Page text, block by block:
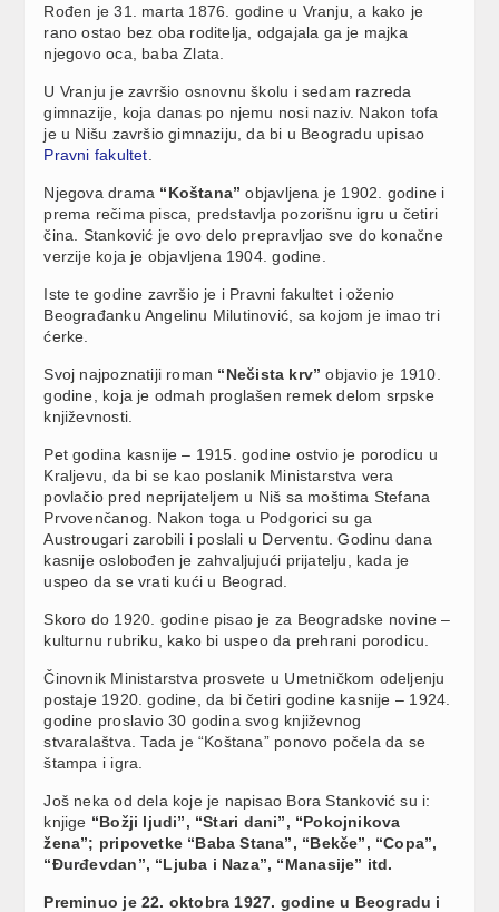
Rođen je 31. marta 1876. godine u Vranju, a kako je
rano ostao bez oba roditelja, odgajala ga je majka
njegovo oca, baba Zlata.
U Vranju je završio osnovnu školu i sedam razreda
gimnazije, koja danas po njemu nosi naziv. Nakon tofa
je u Nišu završio gimnaziju, da bi u Beogradu upisao
Pravni fakultet
Njegova drama “Koštana” objavljena je 1902. godine i
prema rečima pisca, predstavlja pozorišnu igru u četiri
čina. Stanković je ovo delo prepravljao sve do konačne
verzije koja je objavljena 1904. godine.
Iste te godine završio je i Pravni fakultet i oženio
Beograđanku Angelinu Milutinović, sa kojom je imao tri
ćerke.
Svoj najpoznatiji roman “Nečista krv” objavio je 1910.
godine, koja je odmah proglašen remek delom srpske
književnosti.
Pet godina kasnije – 1915. godine ostvio je porodicu u
Kraljevu, da bi se kao poslanik Ministarstva vera
povlačio pred neprijateljem u Niš sa moštima Stefana
Prvovenčanog. Nakon toga u Podgorici su ga
Austrougari zarobili i poslali u Derventu. Godinu dana
kasnije oslobođen je zahvaljujući prijatelju, kada je
uspeo da se vrati kući u Beograd.
Skoro do 1920. godine pisao je za Beogradske novine –
kulturnu rubriku, kako bi uspeo da prehrani porodicu.
Činovnik Ministarstva prosvete u Umetničkom odeljenju
postaje 1920. godine, da bi četiri godine kasnije – 1924.
godine proslavio 30 godina svog književnog
stvaralaštva. Tada je “Koštana” ponovo počela da se
štampa i igra.
Još neka od dela koje je napisao Bora Stanković su i:
knjige “Božji ljudi”, “Stari dani”, “Pokojnikova
žena”; pripovetke “Baba Stana”, “Bekče”, “Copa”,
“Đurđevdan”, “Ljuba i Naza”, “Manasije” itd.
Preminuo je 22. oktobra 1927. godine u Beogradu i